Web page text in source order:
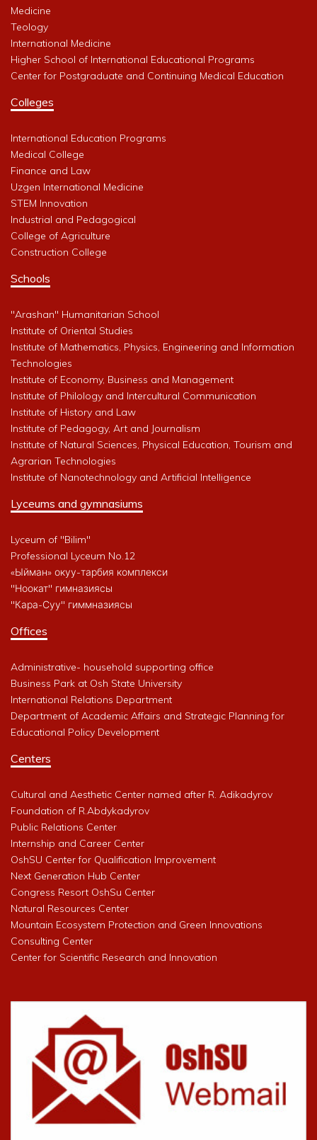
Medicine
Teology
International Medicine
Higher School of International Educational Programs
Center for Postgraduate and Continuing Medical Education
Colleges
International Education Programs
Medical College
Finance and Law
Uzgen International Medicine
STEM Innovation
Industrial and Pedagogical
College of Agriculture
Construction College
Schools
"Arashan" Humanitarian School
Institute of Oriental Studies
Institute of Mathematics, Physics, Engineering and Information
Technologies
Institute of Economy, Business and Management
Institute of Philology and Intercultural Communication
Institute of History and Law
Institute of Pedagogy, Art and Journalism
Institute of Natural Sciences, Physical Education, Tourism and
Agrarian Technologies
Institute of Nanotechnology and Artificial Intelligence
Lyceums and gymnasiums
Lyceum of "Bilim"
Professional Lyceum No.12
«Ыйман» окуу-тарбия комплекси
"Ноокат" гимназиясы
"Кара-Суу" гиммназиясы
Offices
Administrative- household supporting office
Business Park at Osh State University
International Relations Department
Department of Academic Affairs and Strategic Planning for
Educational Policy Development
Centers
Cultural and Aesthetic Center named after R. Adikadyrov
Foundation of R.Abdykadyrov
Public Relations Center
Internship and Career Center
OshSU Center for Qualification Improvement
Next Generation Hub Center
Congress Resort OshSu Center
Natural Resources Center
Mountain Ecosystem Protection and Green Innovations
Consulting Center
Center for Scientific Research and Innovation